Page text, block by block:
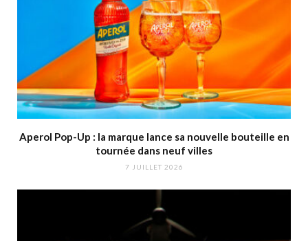
Aperol Pop-Up : la marque lance sa nouvelle bouteille en
tournée dans neuf villes
7 JUILLET 2026